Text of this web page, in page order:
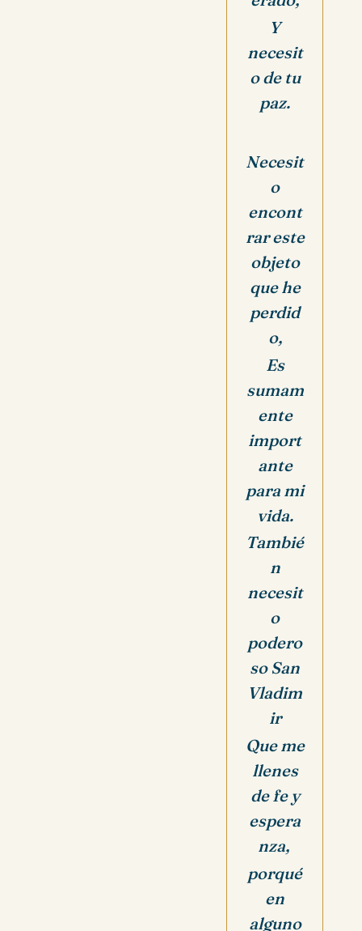
Y
necesit
o de tu
paz.
Necesit
o
encont
rar este
objeto
que he
perdid
o,
Es
sumam
ente
import
ante
para mi
vida.
Tambié
n
necesit
o
podero
so San
Vladim
ir
Que me
llenes
de fe y
espera
nza,
porqué
en
alguno